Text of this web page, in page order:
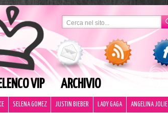
VIP ARCHIVIO
SELENA GOMEZ JUSTIN BIEBER LADY GAGA ANGELINA JOLIE